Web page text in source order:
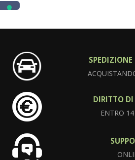
DIRITTO DI
ENTRO